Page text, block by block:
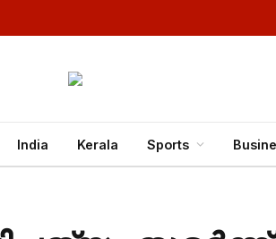
India Kerala Sports